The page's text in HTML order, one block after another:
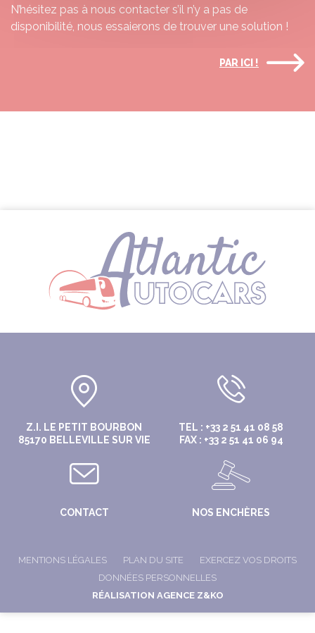
N’hésitez pas à nous contacter s’il n’y a pas de
disponibilité, nous essaierons de trouver une solution !
PAR ICI !
Z.I. LE PETIT BOURBON
85170 BELLEVILLE SUR VIE
TEL : +33 2 51 41 08 58
FAX : +33 2 51 41 06 94
CONTACT NOS ENCHÈRES
MENTIONS LÉGALES PLAN DU SITE
EXERCEZ VOS DROITS
DONNÉES PERSONNELLES
RÉALISATION AGENCE Z&KO